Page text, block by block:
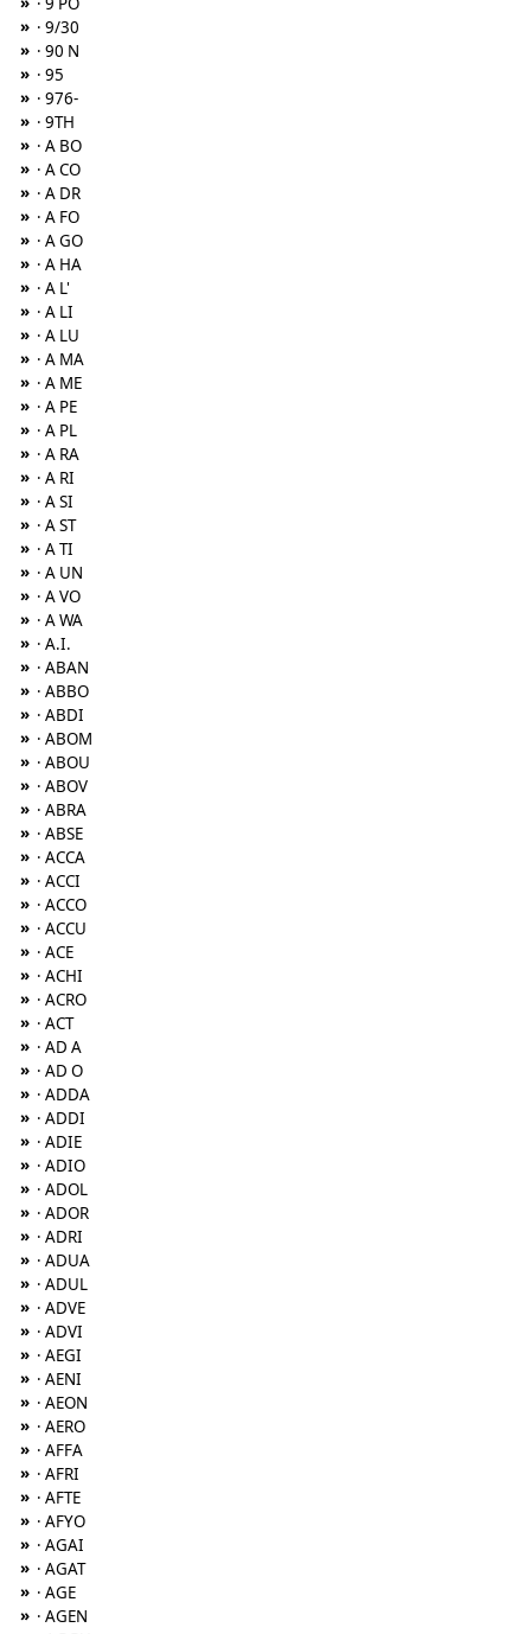
» · 9/30
» · 90 N
» · 95
» · 976-
» · 9TH
» · A BO
» · A CO
» · A DR
» · A FO
» · A GO
» · A HA
» · A L'
» · A LI
» · A LU
» · A MA
» · A ME
» · A PE
» · A PL
» · A RA
» · A RI
» · A SI
» · A ST
» · A TI
» · A UN
» · A VO
» · A WA
» · A.I.
» · ABAN
» · ABBO
» · ABDI
» · ABOM
» · ABOU
» · ABOV
» · ABRA
» · ABSE
» · ACCA
» · ACCI
» · ACCO
» · ACCU
» · ACE
» · ACHI
» · ACRO
» · ACT
» · AD A
» · AD O
» · ADDA
» · ADDI
» · ADIE
» · ADIO
» · ADOL
» · ADOR
» · ADRI
» · ADUA
» · ADUL
» · ADVE
» · ADVI
» · AEGI
» · AENI
» · AEON
» · AERO
» · AFFA
» · AFRI
» · AFTE
» · AFYO
» · AGAI
» · AGAT
» · AGE
» · AGEN